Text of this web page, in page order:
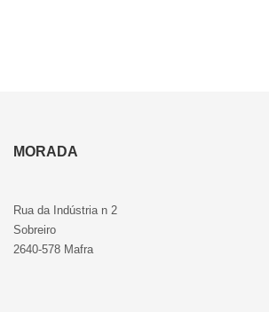
MORADA
Rua da Indústria n 2
Sobreiro
2640-578 Mafra